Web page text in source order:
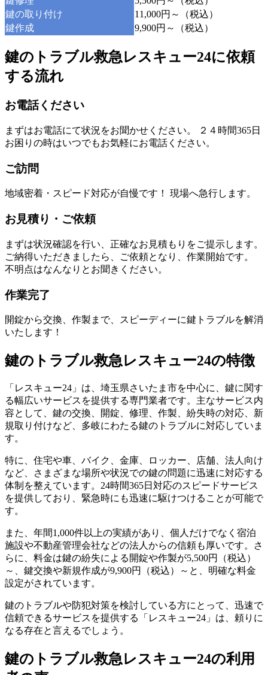
鍵の取り付け
11,000円～（税込）
鍵作成
9,900円～（税込）
鍵のトラブル救急レスキュー24に依頼
する流れ
お電話ください
まずはお電話にて状況をお聞かせください。 ２４時間365日
お困りの時はいつでもお気軽にお電話ください。
ご訪問
地域密着・スピード対応が自慢です！ 現場へ急行します。
お見積り・ご依頼
まずは状況確認を行い、正確なお見積もりをご提示します。
ご納得いただきましたら、ご依頼となり、作業開始です。
不明点はなんなりとお聞きください。
作業完了
開錠から交換、作製まで、スピーディーに鍵トラブルを解消
いたします！
鍵のトラブル救急レスキュー24の特徴
「レスキュー24」は、埼玉県さいたま市を中心に、鍵に関す
る幅広いサービスを提供する専門業者です。主なサービス内
容として、鍵の交換、開錠、修理、作製、紛失時の対応、新
規取り付けなど、多岐にわたる鍵のトラブルに対応していま
す。
特に、住宅や車、バイク、金庫、ロッカー、店舗、法人向け
など、さまざまな場所や状況での鍵の問題に迅速に対応する
体制を整えています。24時間365日対応のスピードサービス
を提供しており、緊急時にも迅速に駆けつけることが可能で
す。
また、年間1,000件以上の実績があり、個人だけでなく宿泊
施設や不動産管理会社などの法人からの信頼も厚いです。さ
らに、料金は鍵の紛失による開錠や作製が5,500円（税込）
～、鍵交換や新規作成が9,900円（税込）～と、明確な料金
設定がされています。
鍵のトラブルや防犯対策を検討している方にとって、迅速で
信頼できるサービスを提供する「レスキュー24」は、頼りに
なる存在と言えるでしょう。
鍵のトラブル救急レスキュー24の利用